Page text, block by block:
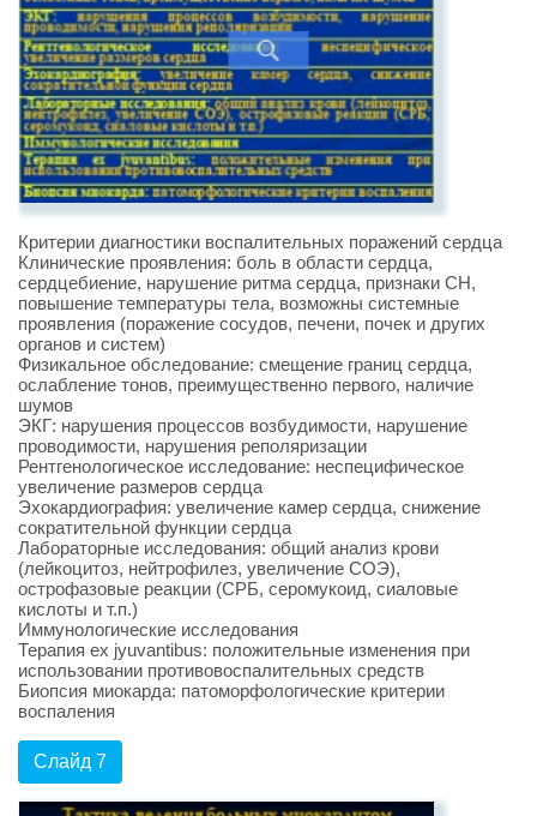
Критерии диагностики воспалительных поражений сердца
Клинические проявления: боль в области сердца,
сердцебиение, нарушение ритма сердца, признаки СН,
повышение температуры тела, возможны системные
проявления (поражение сосудов, печени, почек и других
органов и систем)
Физикальное обследование: смещение границ сердца,
ослабление тонов, преимущественно первого, наличие
шумов
ЭКГ: нарушения процессов возбудимости, нарушение
проводимости, нарушения реполяризации
Рентгенологическое исследование: неспецифическое
увеличение размеров сердца
Эхокардиография: увеличение камер сердца, снижение
сократительной функции сердца
Лабораторные исследования: общий анализ крови
(лейкоцитоз, нейтрофилез, увеличение СОЭ),
острофазовые реакции (СРБ, серомукоид, сиаловые
кислоты и т.п.)
Иммунологические исследования
Терапия ex jyuvantibus: положительные изменения при
использовании противовоспалительных средств
Биопсия миокарда: патоморфологические критерии
воспаления
Слайд 7